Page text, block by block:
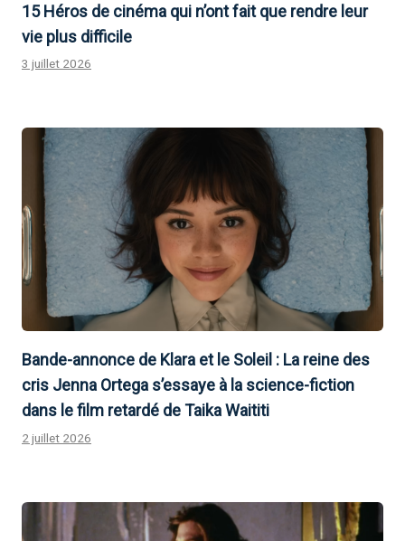
15 Héros de cinéma qui n’ont fait que rendre leur
vie plus difficile
3 juillet 2026
Bande-annonce de Klara et le Soleil : La reine des
cris Jenna Ortega s’essaye à la science-fiction
dans le film retardé de Taika Waititi
2 juillet 2026